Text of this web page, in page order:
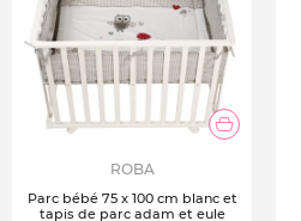
ROBA
Parc bébé 75 x 100 cm blanc et
tapis de parc adam et eule